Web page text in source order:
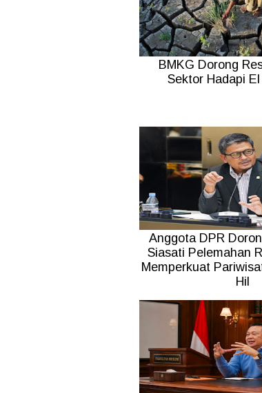
BMKG Dorong
Sektor Hadapi
Anggota DPR
Siasati Pelemahan
Memperkuat
Hil